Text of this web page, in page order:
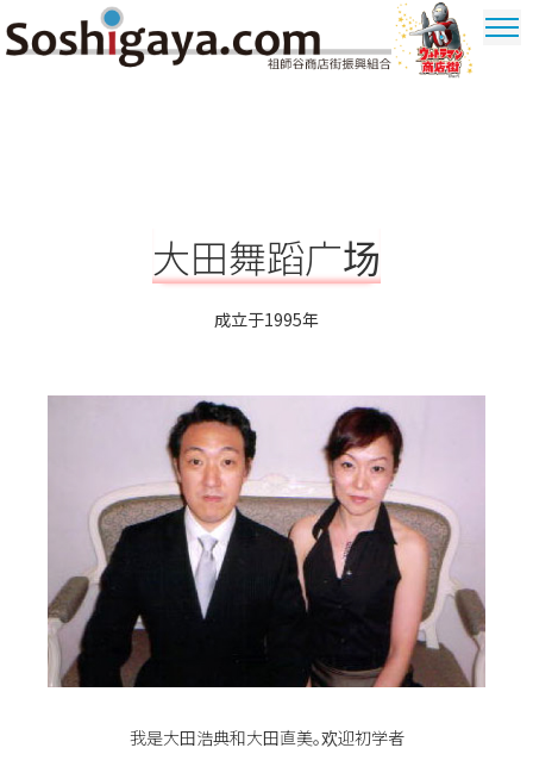
大田舞蹈广场
成立于1995年
我是大田浩典和大田直美。欢迎初学者